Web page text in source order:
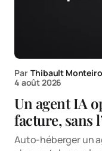
Par Thibault Monteiro
4 août 2026
Un agent IA
facture, sans
Auto-héberger un